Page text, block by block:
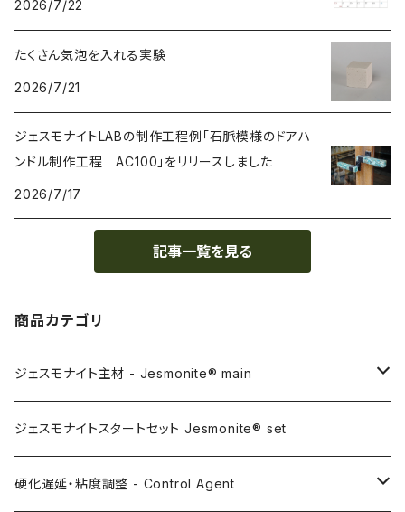
2026/7/22
たくさん気泡を入れる実験
2026/7/21
ジェスモナイトLABの制作工程例「石脈模様のドアハ
ンドル制作工程 AC100」をリリースしました
2026/7/17
記事一覧を見る
商品カテゴリ
ジェスモナイト主材 - Jesmonite® main
AC100
AC200
ジェスモナイトスタートセット Jesmonite® set
硬化遅延・粘度調整 - Control Agent